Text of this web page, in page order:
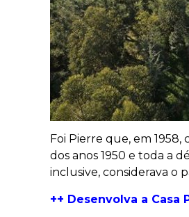
Foi Pierre que, em
dos anos 1950 e toda a
inclusive, considerava o
++ Desenvolva a